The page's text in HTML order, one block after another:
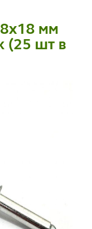
мм
(25 шт в